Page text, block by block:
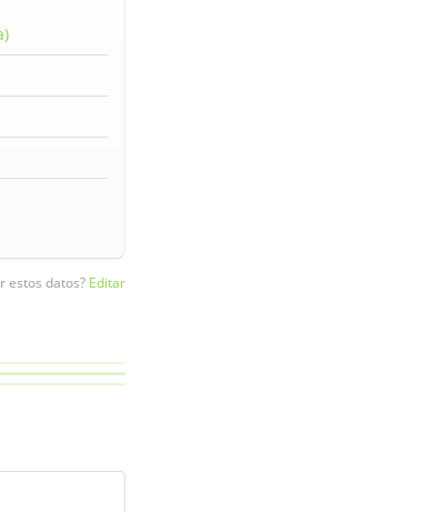
estos datos? Editar